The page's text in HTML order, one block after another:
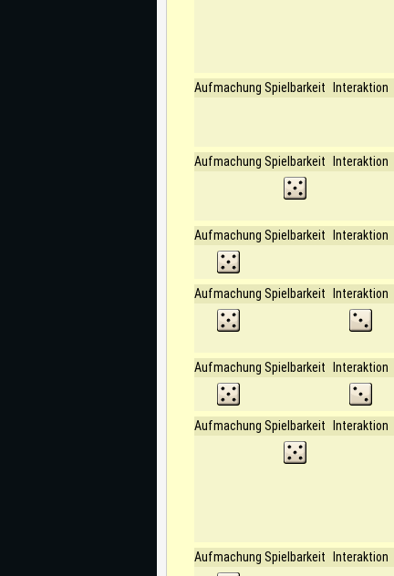
Aufmachung Spielbarkeit Interaktion
Aufmachung Spielbarkeit Interaktion
Aufmachung Spielbarkeit Interaktion
Aufmachung Spielbarkeit Interaktion
Aufmachung Spielbarkeit Interaktion
Aufmachung Spielbarkeit Interaktion
Aufmachung Spielbarkeit Interaktion